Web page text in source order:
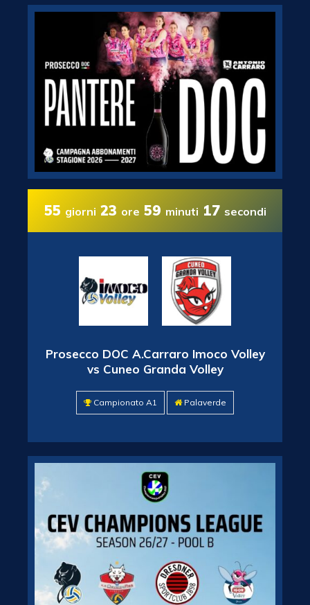
55 giorni 23 ore 59 minuti 16 secondi
Prosecco DOC A.Carraro Imoco Volley
vs Cuneo Granda Volley
Campionato A1 Palaverde